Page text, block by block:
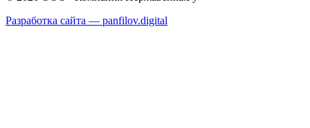
Разработка сайта — panfilov.digital